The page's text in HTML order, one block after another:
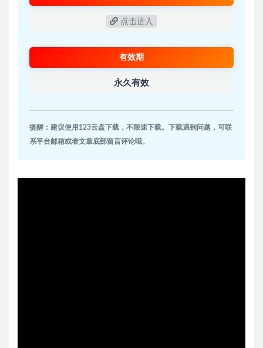
点击进入
有效期
永久有效
提醒：建议使用123云盘下载，不限速下载。下载遇到问题，可联
系平台邮箱或者文章底部留言评论哦。